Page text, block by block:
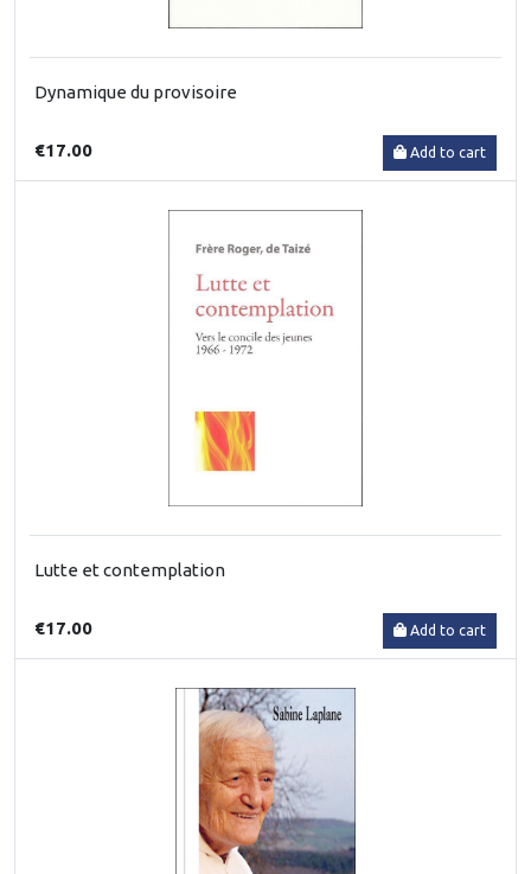
Dynamique du provisoire
€17.00 Add to cart
Lutte et contemplation
€17.00 Add to cart